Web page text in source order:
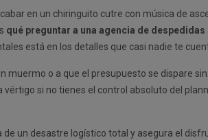
en un chiringuito cutre con música de
qué preguntar a una agencia de despedidas
está en los detalles que casi nadie te
o a que el presupuesto se dispare
si no tienes el control absoluto del
un desastre logístico total y asegura el